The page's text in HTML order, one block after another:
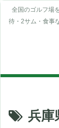
全国のゴルフ場
待・2サム・食事
兵庫